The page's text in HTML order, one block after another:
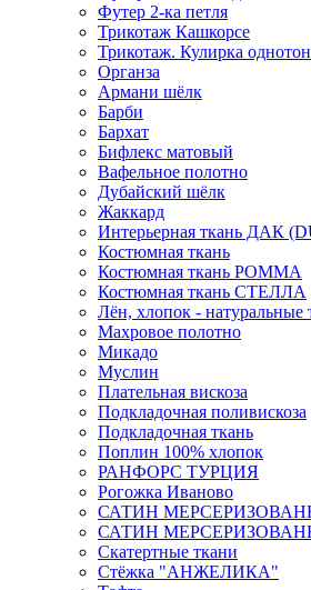
Футер 2-ка петля
Трикотаж Кашкорсе
Трикотаж. Кулирка
Органза
Армани шёлк
Барби
Бархат
Бифлекс матовый
Вафельное полотно
Дубайский шёлк
Жаккард
Интерьерная ткань ДАК
Костюмная ткань
Костюмная ткань РОММА
Костюмная ткань СТЕЛЛА
Лён, хлопок - натуральные
Махровое полотно
Микадо
Муслин
Плательная вискоза
Подкладочная поливискоза
Подкладочная ткань
Поплин 100% хлопок
РАНФОРС ТУРЦИЯ
Рогожка Иваново
САТИН
САТИН
Скатертные ткани
Стёжка "АНЖЕЛИКА"